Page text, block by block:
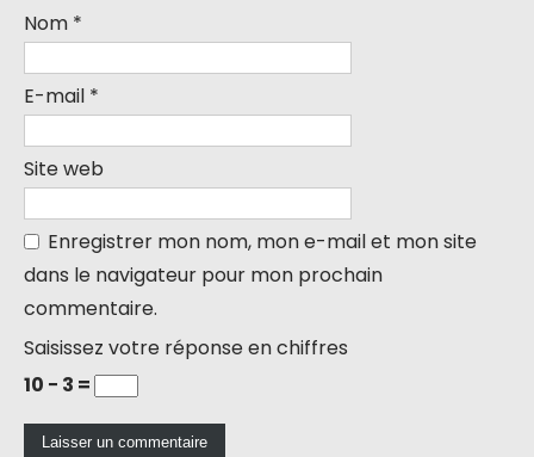
Nom *
E-mail *
Site web
Enregistrer mon nom, mon e-mail et mon site
dans le navigateur pour mon prochain
commentaire.
Saisissez votre réponse en chiffres
10 − 3 =